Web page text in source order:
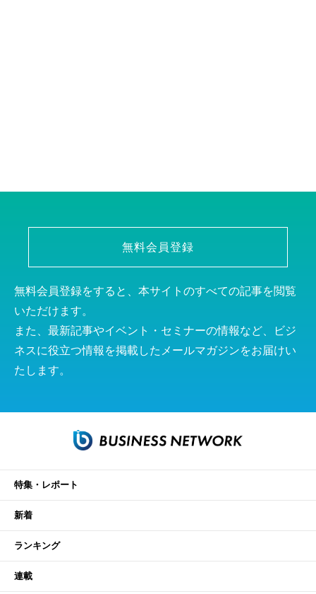
無料会員登録
無料会員登録をすると、本サイトのすべての記事を閲覧
いただけます。
また、最新記事やイベント・セミナーの情報など、ビジ
ネスに役立つ情報を掲載したメールマガジンをお届けい
たします。
特集・レポート
新着
ランキング
連載